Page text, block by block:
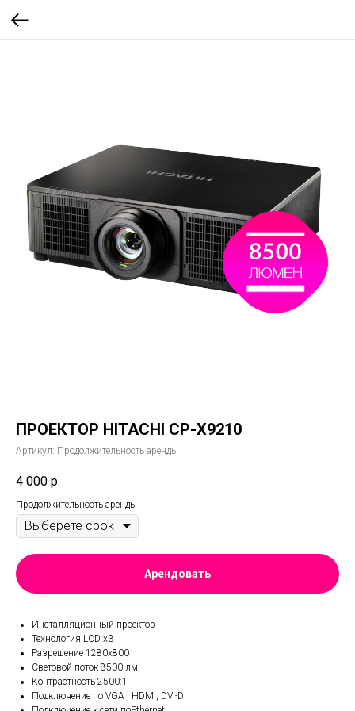
ПРОЕКТОР HITACHI CP-X9210
Артикул: Продолжительность аренды
4 000 р.
Продолжительность аренды
Арендовать
Инсталляционный проектор
Технология LCD x3
Разрешение 1280x800
Световой поток 8500 лм
Контрастность 2500:1
Подключение по VGA , HDMI, DVI-D